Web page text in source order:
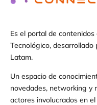
Es el portal de
Tecnológico, desarrollado
Latam.
Un espacio de
novedades, networking y
actores involucrados en